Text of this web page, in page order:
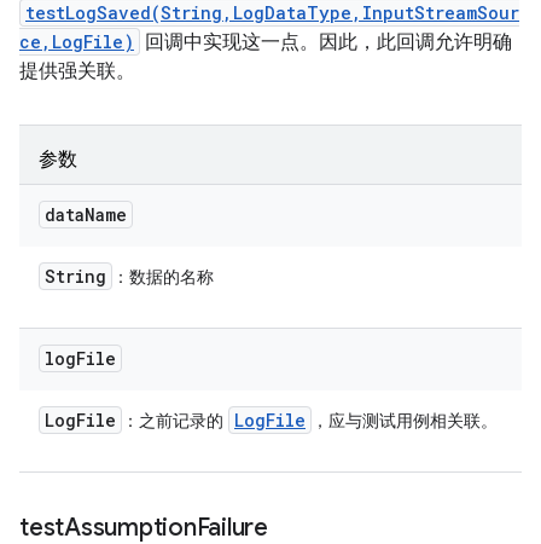
testLogSaved(String,LogDataType,InputStreamSour
ce,LogFile)
回调中实现这一点。因此，此回调允许明确
提供强关联。
参数
dataName
String ：数据的名称
logFile
LogFile ：之前记录的 LogFile ，应与测试用例相关联。
testAssumptionFailure